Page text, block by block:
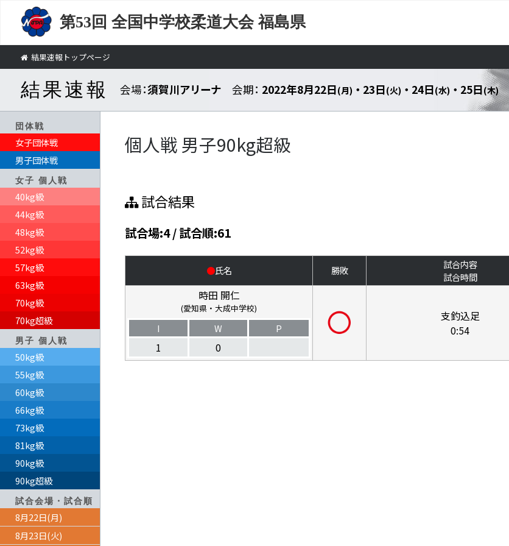
第53回 全国中学校柔道大会 福島県
結果速報トップページ
結果速報 会場：須賀川アリーナ 会期： 2022年8月22日(月)・ 23日(火)・ 24日(水)・ 25日(木)
団体戦
女子団体戦
男子団体戦
女子 個人戦
40kg級
44kg級
48kg級
52kg級
57kg級
63kg級
70kg級
70kg超級
男子 個人戦
50kg級
55kg級
60kg級
66kg級
73kg級
81kg級
90kg級
90kg超級
試合会場・試合順
8月22日(月)
8月23日(火)
個人戦 男子90kg超級
試合結果
試合場:4 / 試合順:61
●氏名 勝敗
試合内容
試合時間
時田 開仁
(愛知県・大成中学校)
I W P
1 0
支釣込足
0:54